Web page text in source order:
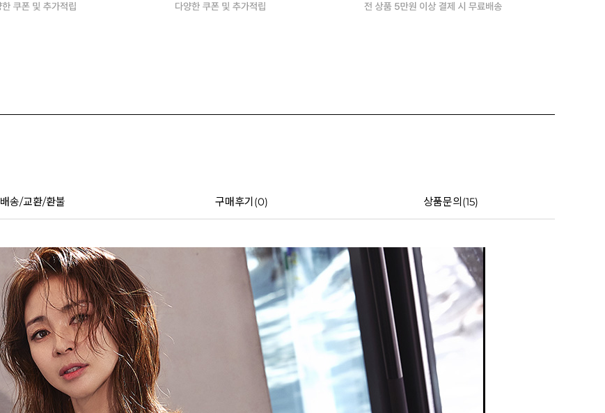
배송/교환/환불 구매후기(0) 상품문의(15)